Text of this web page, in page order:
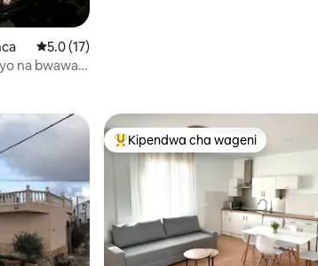
Ukadiriaji wa wastani wa 5.0 kati ya 5, tathmini
5.0 (17)
na bwawa
Kipendwa maarufu cha wageni
Kipendwa cha wageni